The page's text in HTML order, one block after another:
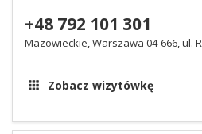
+48 792 101 301
Mazowieckie, Warszawa 04-666, ul.
Zobacz wizytówkę